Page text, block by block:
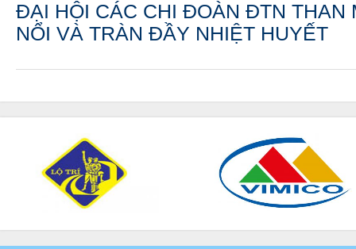
ĐẠI HỘI CÁC CHI ĐOÀN ĐTN THAN
NỔI VÀ TRÀN ĐẦY NHIỆT HUYẾT